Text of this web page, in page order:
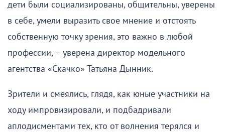
дети были социализированы, общительны, уверены
в себе, умели выразить свое мнение и отстоять
собственную точку зрения, это важно в любой
профессии, – уверена директор модельного
агентства «Скачко» Татьяна Дынник.
Зрители и смеялись, глядя, как юные участники на
ходу импровизировали, и подбадривали
аплодисментами тех, кто от волнения терялся и